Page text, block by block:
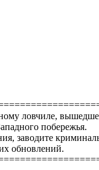
ловчиле,
побережья.
заводите
обновлений.